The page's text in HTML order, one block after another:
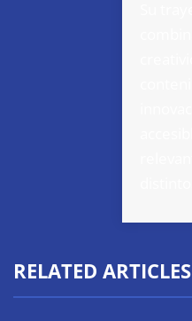
RELATED ARTICLES